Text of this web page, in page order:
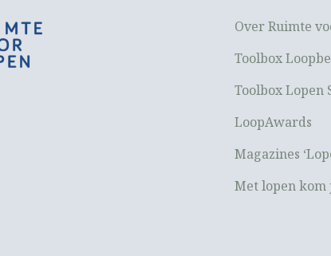
Over Ruimte
Toolbox
Toolbox Lopen
LoopAwards
Magazines
Met lopen